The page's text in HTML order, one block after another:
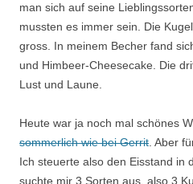
man sich auf seine
mussten es immer sein. Die
gross. In meinem Becher fand
und Himbeer-Cheesecake. Die
Lust und Laune.
Heute war ja noch mal schönes
sommerlich wie bei Gerrit . Aber
Ich steuerte also den Eisstand in
suchte mir 3 Sorten aus, also 3